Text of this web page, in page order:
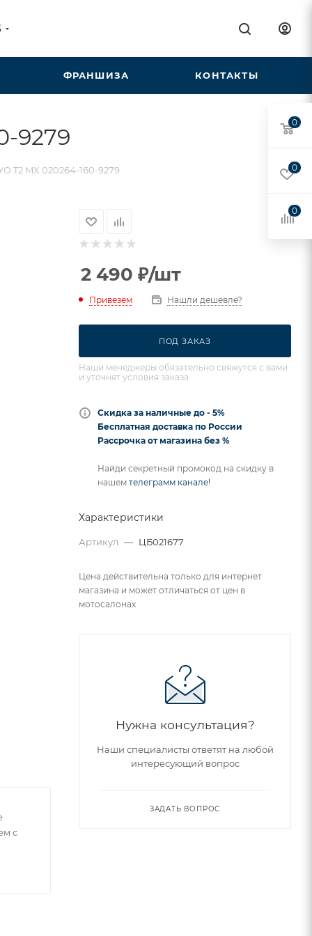
ФРАНШИЗА КОНТАКТЫ
9279
T2 MX 020264-160-9279
с
2 490 ₽/шт
Привезём Нашли дешевле?
ПОД ЗАКАЗ
Наши менеджеры обязательно свяжутся с вами
и уточнят условия заказа
Скидка за наличные до - 5%
Бесплатная доставка по России
Рассрочка от магазина без %
Найди секретный промокод на скидку в
нашем телеграмм канале!
Характеристики
Артикул — ЦБ021677
Цена действительна только для интернет
магазина и может отличаться от цен в
мотосалонах
Нужна консультация?
Наши специалисты ответят на любой
интересующий вопрос
ЗАДАТЬ ВОПРОС
0
0
0